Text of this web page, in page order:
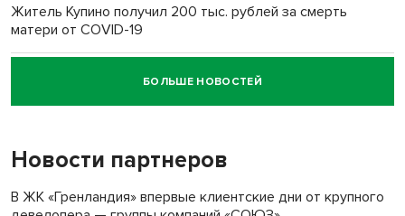
Житель Купино получил 200 тыс. рублей за смерть
матери от COVID-19
Новосибирский суд наказал водителя за смерть
пенсионерки на вокзале
БОЛЬШЕ НОВОСТЕЙ
Новости партнеров
В ЖК «Гренландия» впервые клиентские дни от крупного